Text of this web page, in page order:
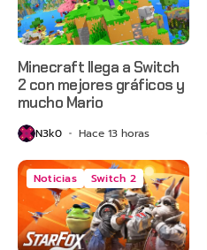
Minecraft llega a Switch
2 con mejores gráficos y
mucho Mario
N3k0 Hace 13 horas
Noticias Switch 2